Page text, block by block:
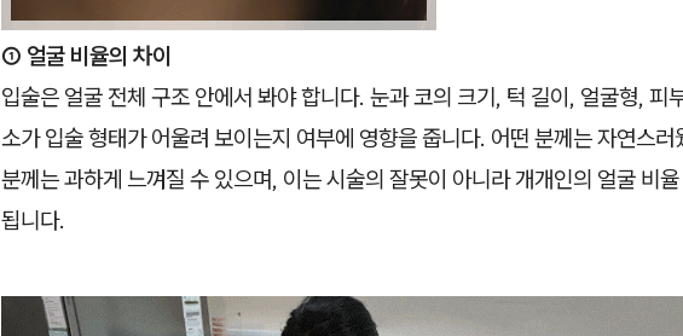
① 얼굴 비율의 차이
입술은 얼굴 전체 구조 안에서 봐야 합니다. 눈과 코의 크기, 턱 길이, 얼굴형, 피
소가 입술 형태가 어울려 보이는지 여부에 영향을 줍니다. 어떤 분께는 자연스러
분께는 과하게 느껴질 수 있으며, 이는 시술의 잘못이 아니라 개개인의 얼굴 비
됩니다.